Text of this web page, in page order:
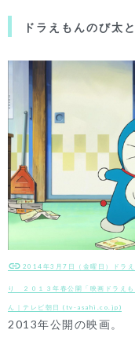
ドラえもんのび太
2014年3月7日（金曜日）ドラ
り ２０１３年春公開「映画ドラえ
ん｜テレビ朝日 (tv-asahi.co.jp)
2013年公開の映画。